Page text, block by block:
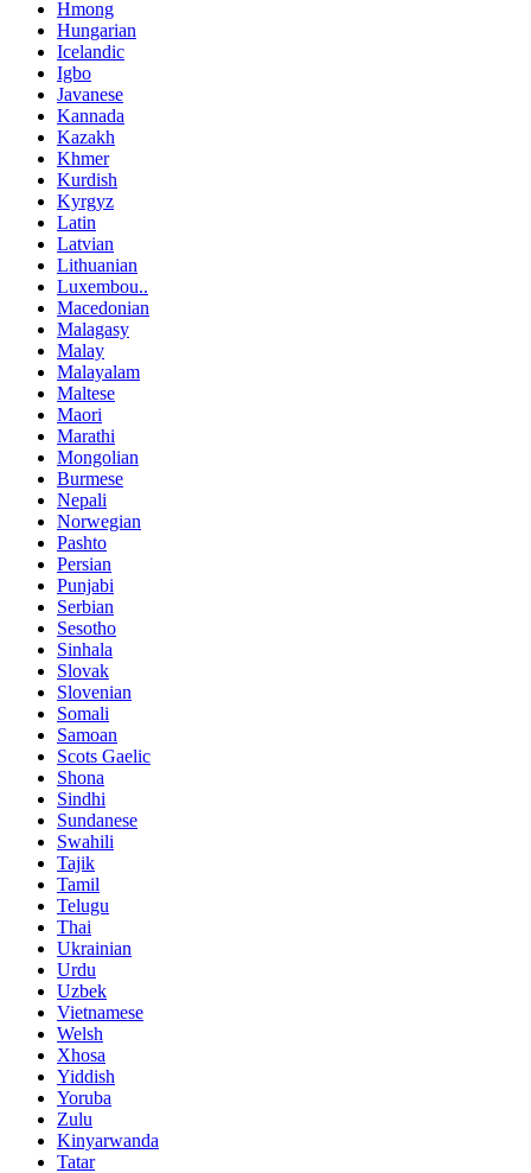
Hmong
Hungarian
Icelandic
Igbo
Javanese
Kannada
Kazakh
Khmer
Kurdish
Kyrgyz
Latin
Latvian
Lithuanian
Luxembou..
Macedonian
Malagasy
Malay
Malayalam
Maltese
Maori
Marathi
Mongolian
Burmese
Nepali
Norwegian
Pashto
Persian
Punjabi
Serbian
Sesotho
Sinhala
Slovak
Slovenian
Somali
Samoan
Scots Gaelic
Shona
Sindhi
Sundanese
Swahili
Tajik
Tamil
Telugu
Thai
Ukrainian
Urdu
Uzbek
Vietnamese
Welsh
Xhosa
Yiddish
Yoruba
Zulu
Kinyarwanda
Tatar